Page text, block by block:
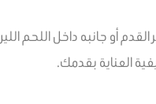
أو جانبه داخل اللحم
العناية بقدمك.